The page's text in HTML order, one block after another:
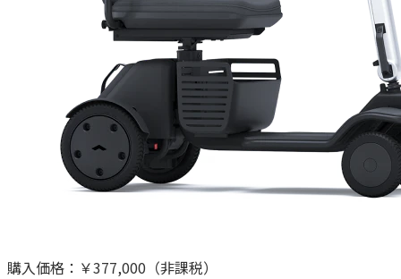
購入価格： ￥377,000 （非課税）